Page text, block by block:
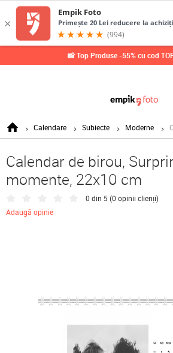
📸 Top Produse -55% cu cod
Calendare Subiecte Moderne
Calendar de birou,
momente, 22x10 cm
0 din 5 (0 opinii clienți)
Adaugă opinie